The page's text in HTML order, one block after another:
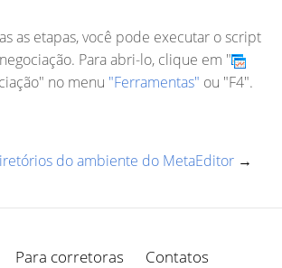
as etapas, você pode executar o script
Para abri-lo, clique em "
no menu "Ferramentas" ou "F4".
do ambiente do MetaEditor →
Para corretoras Contatos